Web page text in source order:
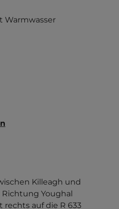
Warmwasser
Killeagh und
Richtung Youghal
rechts auf die R 633